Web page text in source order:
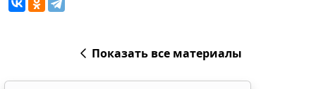
Показать все материалы